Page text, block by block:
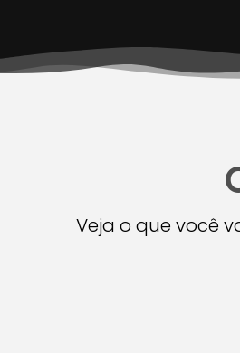
Veja o que você